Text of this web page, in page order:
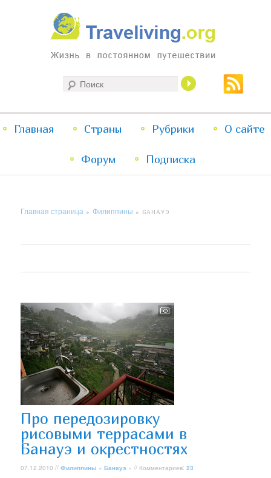
Traveliving
Жизнь в постоянном путешествии
меню
Перейти
к
Перейти
к
Главная Страны Рубрики О сайте
Форум Подписка
Главная страница »Филиппины » БАНАУЭ
Про передозировку
рисовыми террасами в
Банауэ и окрестностях
07.12.2010 //Филиппины »Банауэ » // Комментариев:23